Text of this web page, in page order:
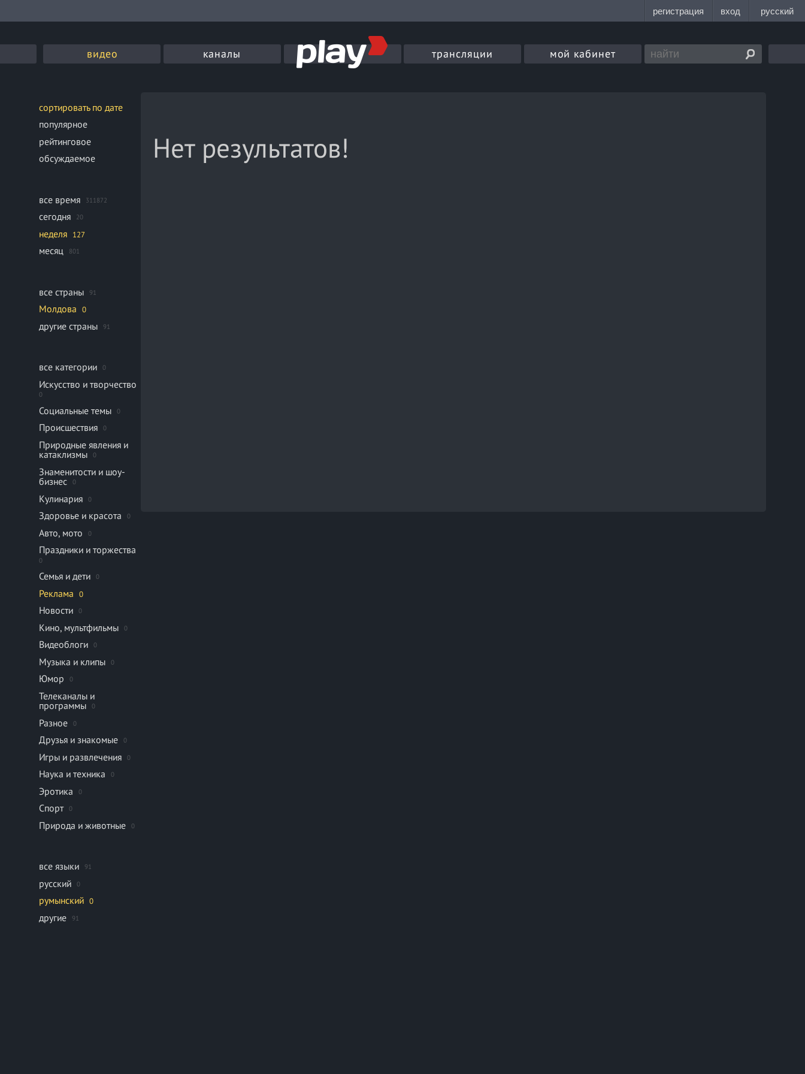
видео каналы трансляции мой кабинет
сортировать по дате
популярное
рейтинговое
обсуждаемое
все время 311872
сегодня 20
неделя 127
месяц 801
все страны 91
Молдова 0
другие страны 91
все категории 0
Искусство и творчество
0
Социальные темы 0
Происшествия 0
Природные явления и
катаклизмы
0
Знаменитости и шоу-
бизнес
0
Кулинария 0
Здоровье и красота 0
Авто, мото 0
Праздники и торжества
0
Семья и дети 0
Реклама 0
Новости 0
Кино, мультфильмы 0
Видеоблоги 0
Музыка и клипы 0
Юмор 0
Телеканалы и
программы
0
Разное 0
Друзья и знакомые 0
Игры и развлечения 0
Наука и техника 0
Эротика 0
Спорт 0
Природа и животные 0
все языки 91
русский 0
румынский 0
другие 91
Нет результатов!